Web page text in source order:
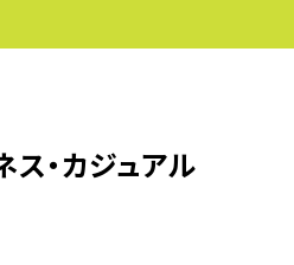
・カジュアル